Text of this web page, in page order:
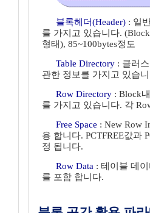
블록헤더(Header) : 일
를 가지고 있습니다. (Block
형태), 85~100bytes정도
Table Directory : 클러
관한 정보를 가지고 있습
Row Directory : Block
를 가지고 있습니다. 각
Free Space : New Row
용 합니다. PCTFREE값과
정 됩니다.
Row Data : 테이블 데
를 포함 합니다.